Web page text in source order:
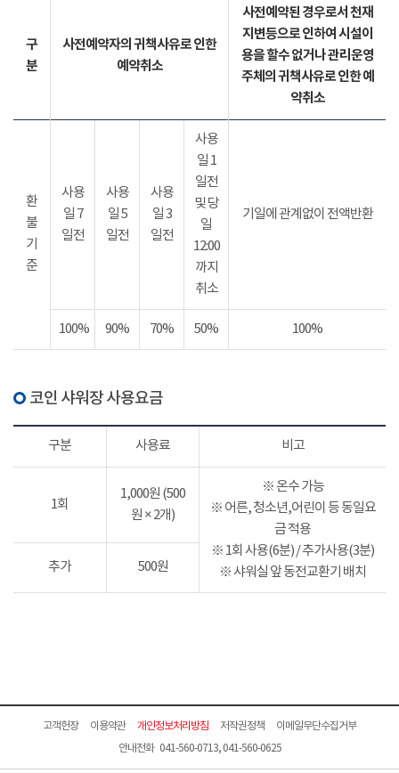
구
분
사전예약자의 귀책사유로 인한
예약취소
사전예약된 경우로서 천재
지변등으로 인하여 시설이
용을 할수 없거나 관리운영
주체의 귀책사유로 인한 예
약취소
환
불
기
준
사용
일 7
일전
사용
일 5
일전
사용
일 3
일전
사용
일 1
일전
및 당
일
12:00
까지
취소
기일에 관계없이 전액반환
100% 90% 70% 50% 100%
코인 샤워장 사용요금
구분 사용료 비고
1회
1,000원 (500
원 × 2개)
※ 온수 가능
※ 어른, 청소년,어린이 등 동일요
금 적용
※ 1회 사용(6분) / 추가사용(3분)
※ 샤워실 앞 동전교환기 배치
추가 500원
고객헌장 이용약관 개인정보처리방침 저작권정책
이메일무단수집거부
안내전화 041-560-0713, 041-560-0625